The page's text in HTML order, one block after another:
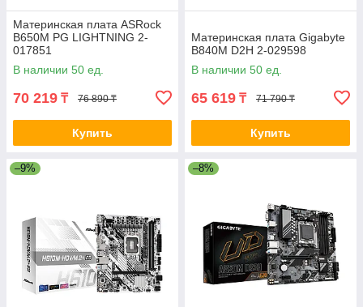
Материнская плата ASRock
B650M PG LIGHTNING 2-
017851
В наличии 50 ед.
70 219 ₸ 76 890 ₸
Купить
Материнская плата Gigabyte
B840M D2H 2-029598
В наличии 50 ед.
65 619 ₸ 71 790 ₸
Купить
–9% –8%